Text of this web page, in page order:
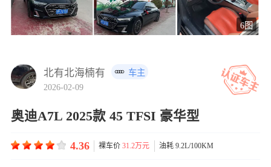
6图
北有北海楠有
车主
2026-02-09
奥迪A7L 2025款 45 TFSI 豪华型
4.36 裸车价31.2万元 油耗 9.2L/100KM